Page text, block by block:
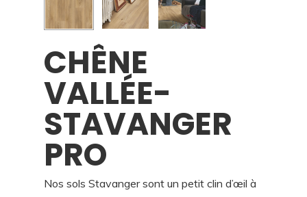
CHÊNE
VALLÉE-
STAVANGER
PRO
Nos sols Stavanger sont un petit clin d’œil à